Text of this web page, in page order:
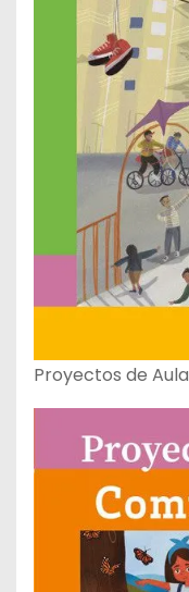
Proyectos de Aula